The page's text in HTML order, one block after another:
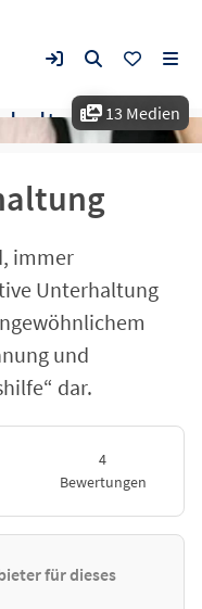
13 Medien
immer
Unterhaltung
und
dar.
4
Bewertungen
für dieses